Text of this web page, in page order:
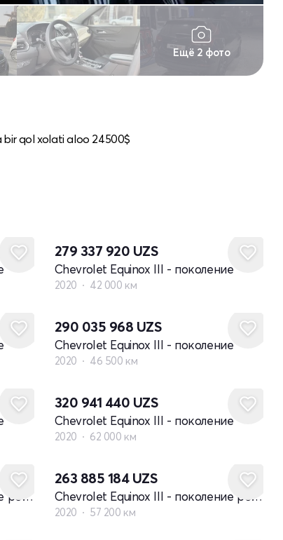
Ещё 2 фото
bir qol xolati aloo 24500$
279 337 920 UZS
Chevrolet Equinox III - поколение
2020 42 000 км
290 035 968 UZS
Chevrolet Equinox III - поколение
2020 46 500 км
320 941 440 UZS
Chevrolet Equinox III - поколение
2020 62 000 км
Chevrolet Equinox III - поколение рестайлинг
263 885 184 UZS
Chevrolet Equinox III - поколение рестайлинг
2020 57 200 км